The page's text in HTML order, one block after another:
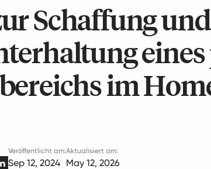
Schaffung und
im
Veröffentlicht am:
Sep 12, 2024
Aktualisiert am:
May 12, 2026